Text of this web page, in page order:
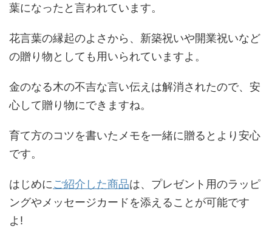
葉になったと言われています。
花言葉の縁起のよさから、新築祝いや開業祝いなど
の贈り物としても用いられていますよ。
金のなる木の不吉な言い伝えは解消されたので、安
心して贈り物にできますね。
育て方のコツを書いたメモを一緒に贈るとより安心
です。
はじめにご紹介した商品は、プレゼント用のラッピ
ングやメッセージカードを添えることが可能です
よ!